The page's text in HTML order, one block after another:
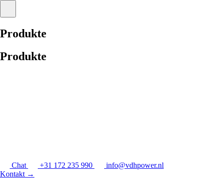
Produkte
Produkte
Chat +31 172 235 990
info@vdhpower.nl
Kontakt →